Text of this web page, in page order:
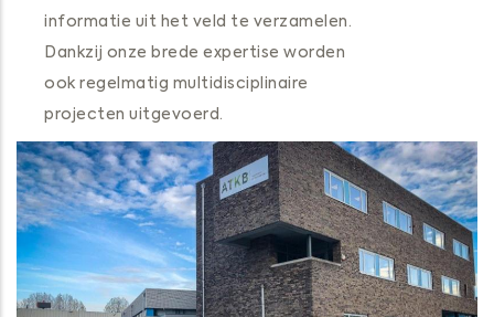
informatie uit het veld te verzamelen.
Dankzij onze brede expertise worden
ook regelmatig multidisciplinaire
projecten uitgevoerd.